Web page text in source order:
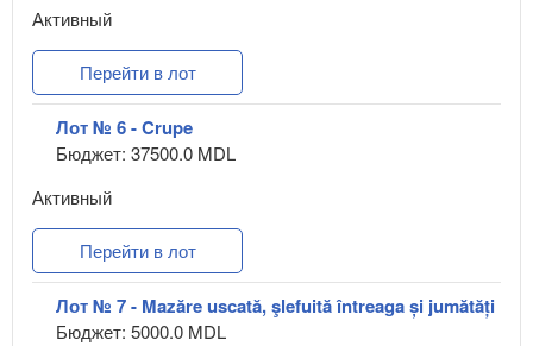
Активный
Перейти в лот
Лот № 6 - Crupe
Бюджет: 37500.0 MDL
Активный
Перейти в лот
Лот № 7 - Mazăre uscată, şlefuită întreaga și jumătăți
Бюджет: 5000.0 MDL